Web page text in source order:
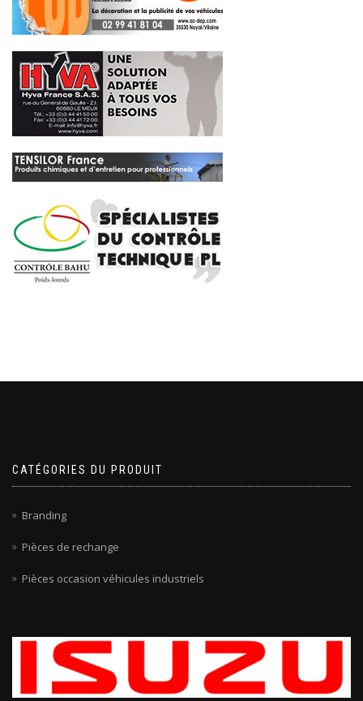
CATÉGORIES DU PRODUIT
Branding
Pièces de rechange
Pièces occasion véhicules industriels